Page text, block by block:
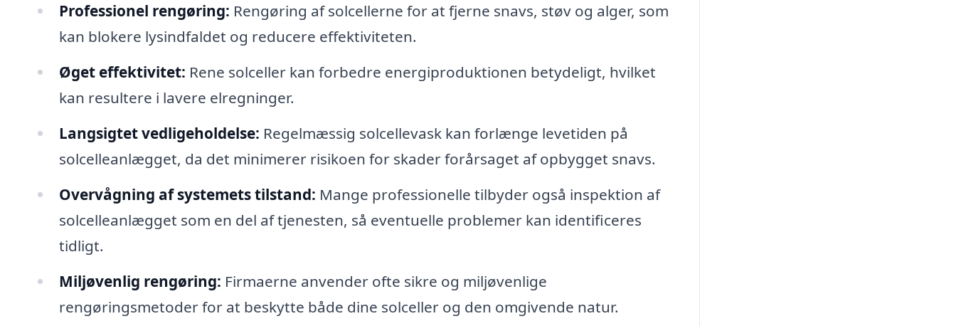
Professionel rengøring: Rengøring af solcellerne for at fjerne snavs, støv og alger, som
kan blokere lysindfaldet og reducere effektiviteten.
Øget effektivitet: Rene solceller kan forbedre energiproduktionen betydeligt, hvilket
kan resultere i lavere elregninger.
Langsigtet vedligeholdelse: Regelmæssig solcellevask kan forlænge levetiden på
solcelleanlægget, da det minimerer risikoen for skader forårsaget af opbygget snavs.
Overvågning af systemets tilstand: Mange professionelle tilbyder også inspektion af
solcelleanlægget som en del af tjenesten, så eventuelle problemer kan identificeres
tidligt.
Miljøvenlig rengøring: Firmaerne anvender ofte sikre og miljøvenlige
rengøringsmetoder for at beskytte både dine solceller og den omgivende natur.